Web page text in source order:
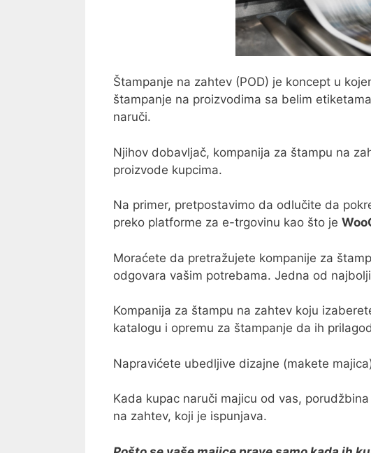
Štampanje na zahtev (POD) je koncept u
štampanje na proizvodima sa belim
naruči.
Njihov dobavljač, kompanija za štampu na
proizvode kupcima.
Na primer, pretpostavimo da odlučite da
preko platforme za e-trgovinu kao što je
Moraćete da pretražujete kompanije za
odgovara vašim potrebama. Jedna od
Kompanija za štampu na zahtev koju
katalogu i opremu za štampanje da ih
Napravićete ubedljive dizajne (makete
Kada kupac naruči majicu od vas,
na zahtev, koji je ispunjava.